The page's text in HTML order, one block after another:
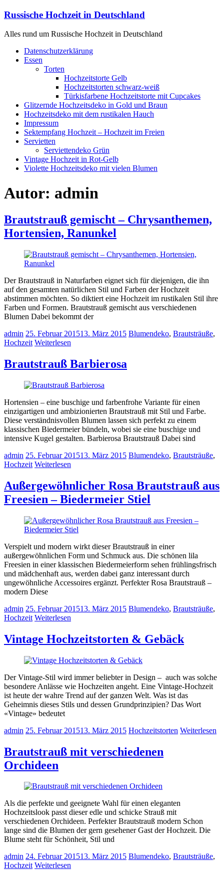
Zum
springen
Russische Hochzeit in Deutschland
Alles rund um Russische Hochzeit in Deutschland
Menü
Datenschutzerklärung
Essen
Torten
Hochzeitstorte Gelb
Hochzeitstorten schwarz-weiß
Türkisfarbene Hochzeitstorte mit Cupcakes
Glitzernde Hochzeitsdeko in Gold und Braun
Hochzeitsdeko mit dem rustikalen Hauch
Impressum
Sektempfang Hochzeit – Hochzeit im Freien
Servietten
Serviettendeko Grün
Vintage Hochzeit in Rot-Gelb
Violette Hochzeitsdeko mit vielen Blumen
Autor: admin
Brautstrauß gemischt – Chrysanthemen,
Hortensien, Ranunkel
Der Brautstrauß in Naturfarben eignet sich für diejenigen, die ihn
auf den gesamten natürlichen Stil und Farben der Hochzeit
abstimmen möchten. So diktiert eine Hochzeit im rustikalen Stil ihre
Farben und Formen. Brautstrauß gemischt aus verschiedenen
Blumen Dabei bekommt der
admin 25. Februar 201513. März 2015 Blumendeko, Brautsträuße,
Hochzeit Weiterlesen
Brautstrauß Barbierosa
Hortensien – eine buschige und farbenfrohe Variante für einen
einzigartigen und ambizionierten Brautstrauß mit Stil und Farbe.
Diese verständnisvollen Blumen lassen sich perfekt zu einem
klassischen Biedermeier bündeln, wobei sie eine buschige und
intensive Kugel gestalten. Barbierosa Brautstrauß Dabei sind
admin 25. Februar 201513. März 2015 Blumendeko, Brautsträuße,
Hochzeit Weiterlesen
Außergewöhnlicher Rosa Brautstrauß aus
Freesien – Biedermeier Stiel
Verspielt und modern wirkt dieser Brautstrauß in einer
außergewöhnlichen Form und Schmuck aus. Die schönen lila
Freesien in einer klassischen Biedermeierform sehen frühlingsfrisch
und mädchenhaft aus, werden dabei ganz interessant durch
ungewöhnliche Accessoires ergänzt. Perfekter Rosa Brautstrauß –
modern Diese
admin 25. Februar 201513. März 2015 Blumendeko, Brautsträuße,
Hochzeit Weiterlesen
Vintage Hochzeitstorten & Gebäck
Der Vintage-Stil wird immer beliebter in Design – auch was solche
besondere Anlässe wie Hochzeiten angeht. Eine Vintage-Hochzeit
ist heute der wahre Trend auf der ganzen Welt. Was ist das
Geheimnis dieses Stils und dessen Grundprinzipien? Das Wort
«Vintage» bedeutet
admin 25. Februar 201513. März 2015 Hochzeitstorten Weiterlesen
Brautstrauß mit verschiedenen
Orchideen
Als die perfekte und geeignete Wahl für einen eleganten
Hochzeitslook passt dieser edle und schicke Strauß mit
verschiedenen Orchideen. Perfekter Brautstrauß modern Schon
lange sind die Blumen der gern gesehener Gast der Hochzeit. Die
Blume steht für Schönheit, Stil und
admin 24. Februar 201513. März 2015 Blumendeko, Brautsträuße,
Hochzeit Weiterlesen